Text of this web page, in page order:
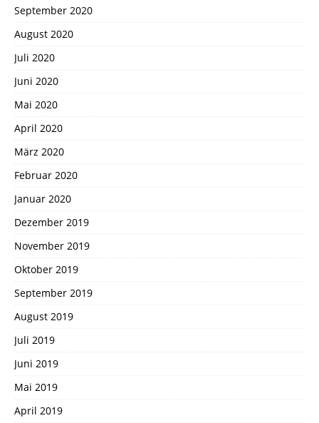
September 2020
August 2020
Juli 2020
Juni 2020
Mai 2020
April 2020
März 2020
Februar 2020
Januar 2020
Dezember 2019
November 2019
Oktober 2019
September 2019
August 2019
Juli 2019
Juni 2019
Mai 2019
April 2019